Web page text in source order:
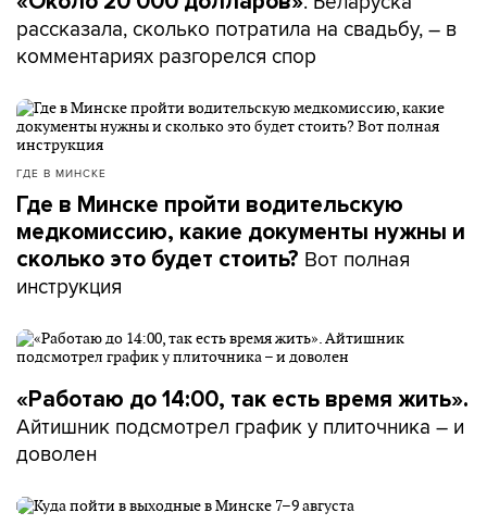
рассказала, сколько потратила на свадьбу, – в
комментариях разгорелся спор
ГДЕ В МИНСКЕ
Где в Минске пройти водительскую
медкомиссию, какие документы нужны и
сколько это будет стоить? Вот полная
инструкция
«Работаю до 14:00, так есть время жить».
Айтишник подсмотрел график у плиточника – и
доволен